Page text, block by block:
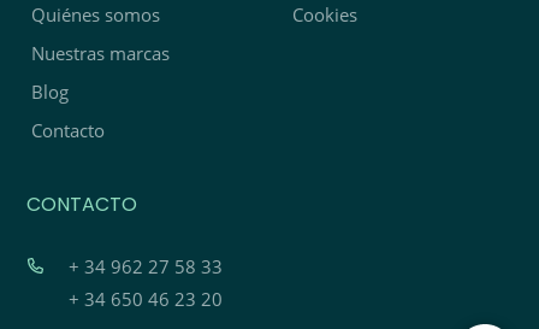
Quiénes somos
Nuestras marcas
Blog
Contacto
Cookies
CONTACTO
+ 34 962 27 58 33
+ 34 650 46 23 20